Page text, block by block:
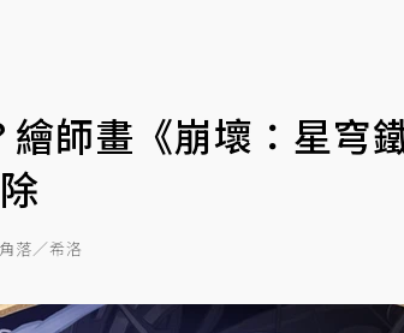
繪師畫《崩壞：星穹
落／希洛